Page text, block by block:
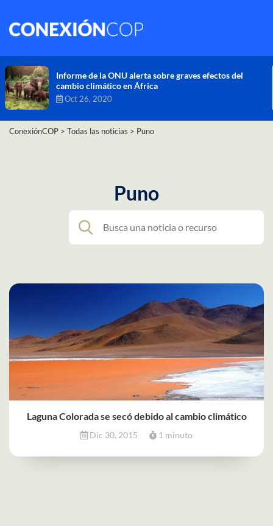
Comisión de Alto Nivel de Cambio Climático aprueba
nueva ambición climática del Perú
Dic 16, 2020
ConexiónCOP > Todas las noticias > Puno
Puno
Laguna Colorada se secó debido al cambio climático
Dic 30, 2015 1 minuto